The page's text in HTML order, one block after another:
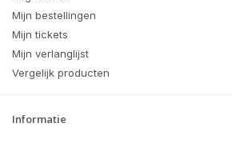
Mijn bestellingen
Mijn tickets
Mijn verlanglijst
Vergelijk producten
Informatie